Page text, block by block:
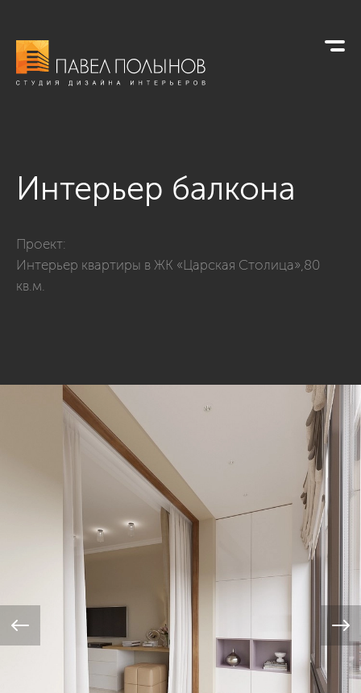
Интерьер балкона
Проект:
Интерьер квартиры в ЖК «Царская Столица»,80
кв.м.